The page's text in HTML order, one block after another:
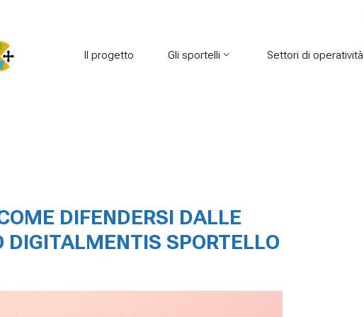
Il progetto Gli sportelli Settori di operatività
DIFENDERSI DALLE
DIGITALMENTIS SPORTELLO